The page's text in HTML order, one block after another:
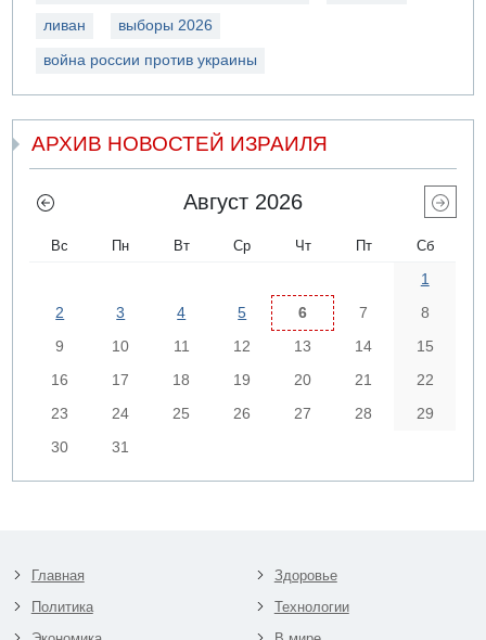
ливан выборы 2026
война россии против украины
АРХИВ НОВОСТЕЙ ИЗРАИЛЯ
Август 2026
Вс Пн Вт Ср Чт Пт Сб
1
2
3 4 5 6 7
8
9
10 11 12 13 14
15
16
17 18 19 20 21
22
23
24 25 26 27 28
29
30
31
Главная
Политика
Здоровье
Технологии